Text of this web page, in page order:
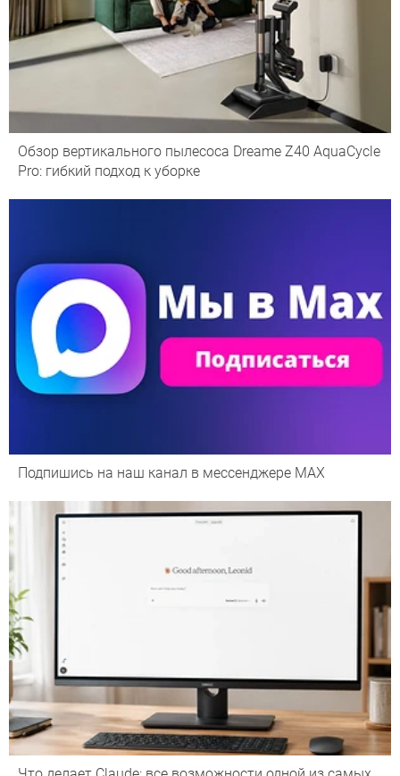
Обзор вертикального пылесоса Dreame Z40 AquaCycle
Pro: гибкий подход к уборке
Подпишись на наш канал в мессенджере МАХ